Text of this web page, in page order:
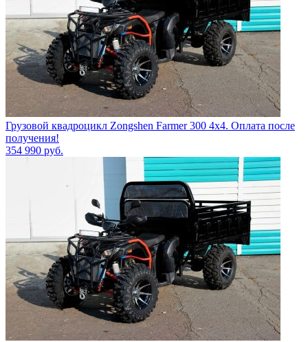
Грузовой квадроцикл Zongshen Farmer 300 4х4. Оплата после
получения!
354 990 руб.